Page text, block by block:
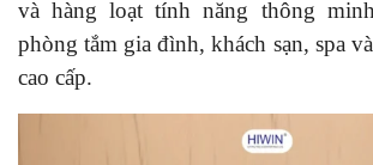
và hàng loạt tính năng thông
phòng tắm gia đình, khách sạn, spa
cao cấp.